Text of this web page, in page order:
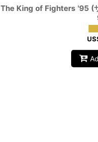
The King of Fighters '95 (